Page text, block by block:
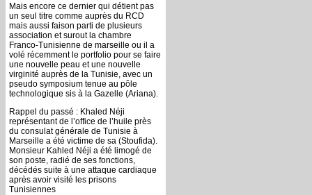
Mais encore ce dernier qui détient pas
un seul titre comme auprès du RCD
mais aussi faison parti de plusieurs
association et surout la chambre
Franco-Tunisienne de marseille ou il a
volé récemment le portfolio pour se faire
une nouvelle peau et une nouvelle
virginité auprès de la Tunisie, avec un
pseudo symposium tenue au pôle
technologique sis à la Gazelle (Ariana).
Rappel du passé : Khaled Néji
représentant de l’office de l’huile près
du consulat générale de Tunisie à
Marseille a été victime de sa (Stoufida).
Monsieur Kahled Néji a été limogé de
son poste, radié de ses fonctions,
décédés suite à une attaque cardiaque
après avoir visité les prisons
Tunisiennes